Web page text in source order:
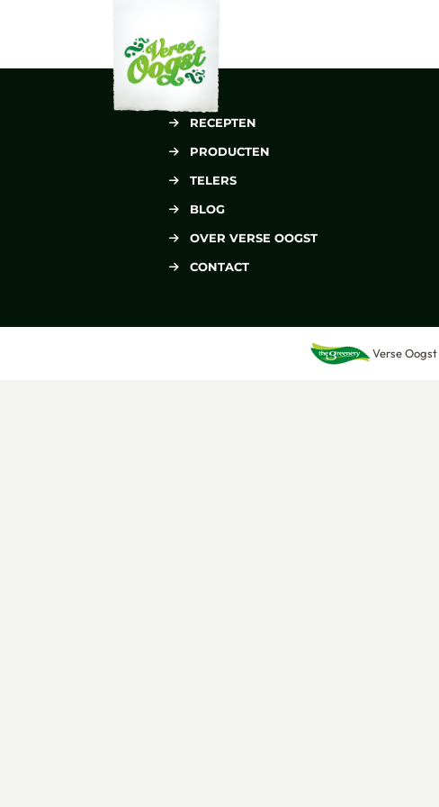
RECEPTEN
PRODUCTEN
TELERS
BLOG
OVER VERSE OOGST
CONTACT
Verse Oogst